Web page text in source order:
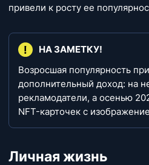
привели к росту ее
НА ЗАМЕТКУ!
Возросшая популярность
дополнительный доход: на
рекламодатели, а осенью
NFT-карточек с
Личная жизнь